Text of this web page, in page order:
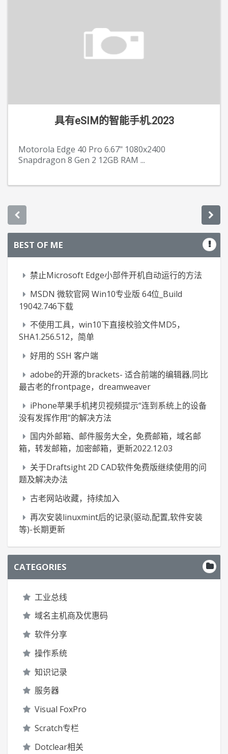
具有eSIM的智能手机.2023
Motorola Edge 40 Pro 6.67" 1080x2400
Snapdragon 8 Gen 2 12GB RAM ...
BEST OF ME
禁止Microsoft Edge小部件开机自动运行的方法
MSDN 微软官网 Win10专业版 64位_Build
19042.746下载
不使用工具，win10下直接校验文件MD5，
SHA1.256.512，简单
好用的 SSH 客户端
adobe的开源的brackets- 适合前端的编辑器,同比
最古老的frontpage，dreamweaver
iPhone苹果手机拷贝视频提示“连到系统上的设备
没有发挥作用”的解决方法
国内外邮箱、邮件服务大全，免费邮箱，域名邮
箱，转发邮箱，加密邮箱，更新2022.12.03
关于Draftsight 2D CAD软件免费版继续使用的问
题及解决办法
古老网站收藏，持续加入
再次安装linuxmint后的记录(驱动,配置,软件安装
等)-长期更新
CATEGORIES
工业总线
域名主机商及优惠码
软件分享
操作系统
知识记录
服务器
Visual FoxPro
Scratch专栏
Dotclear相关